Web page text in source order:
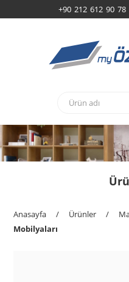
+90 212 612 90 78
Anasayfa / Ürünler /
Mobilyaları